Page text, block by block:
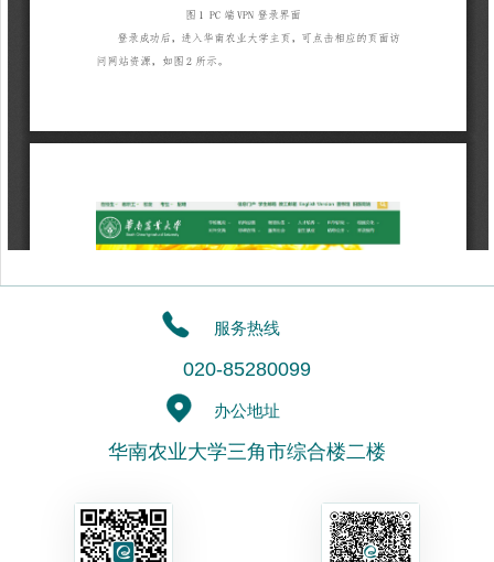
服务热线
020-85280099
办公地址
华南农业大学三角市综合楼二楼